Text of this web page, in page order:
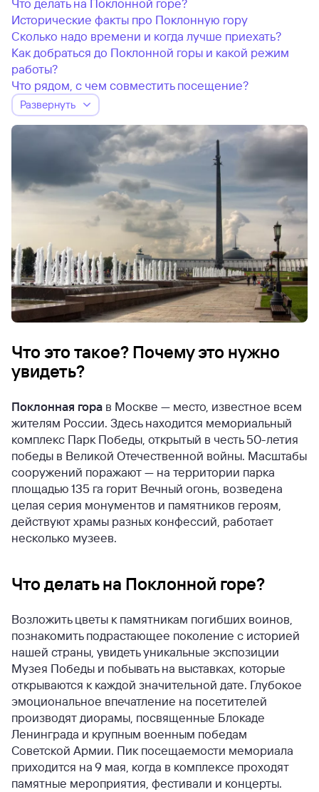
Что делать на Поклонной горе?
Исторические факты про Поклонную гору
Сколько надо времени и когда лучше приехать?
Как добраться до Поклонной горы и какой режим
работы?
Что рядом, с чем совместить посещение?
Развернуть
Что это такое? Почему это нужно
увидеть?
Поклонная гора в Москве — место, известное всем
жителям России. Здесь находится мемориальный
комплекс Парк Победы, открытый в честь 50-летия
победы в Великой Отечественной войны. Масштабы
сооружений поражают — на территории парка
площадью 135 га горит Вечный огонь, возведена
целая серия монументов и памятников героям,
действуют храмы разных конфессий, работает
несколько музеев.
Что делать на Поклонной горе?
Возложить цветы к памятникам погибших воинов,
познакомить подрастающее поколение с историей
нашей страны, увидеть уникальные экспозиции
Музея Победы и побывать на выставках, которые
открываются к каждой значительной дате. Глубокое
эмоциональное впечатление на посетителей
производят диорамы, посвященные Блокаде
Ленинграда и крупным военным победам
Советской Армии. Пик посещаемости мемориала
приходится на 9 мая, когда в комплексе проходят
памятные мероприятия, фестивали и концерты.